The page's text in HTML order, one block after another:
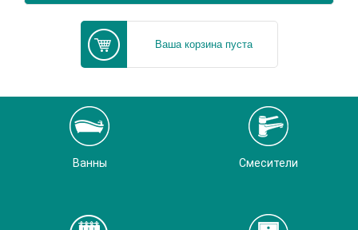
Ваша корзина пуста
Ванны Смесители